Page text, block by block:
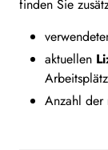
finden Sie
aktuellen
Anzahl der